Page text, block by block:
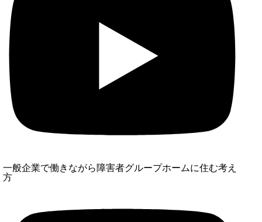
一般企業で働きながら障害者グループホームに住む考え
方